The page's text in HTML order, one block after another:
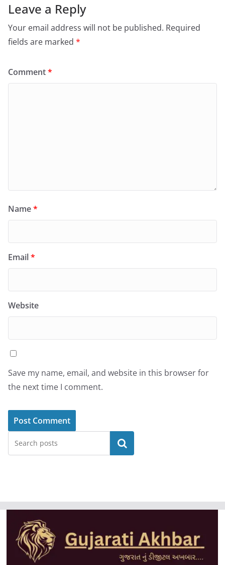
Leave a Reply
Your email address will not be published. Required
fields are marked *
Comment*
Name*
Email*
Website
Save my name, email, and website in this browser for
the next time I comment.
Search